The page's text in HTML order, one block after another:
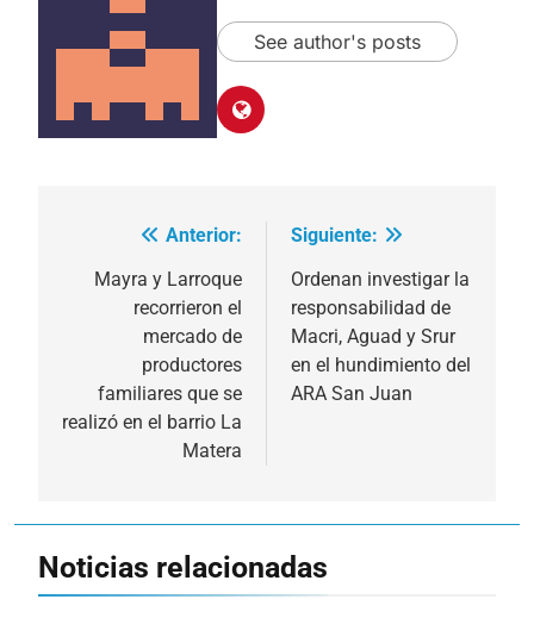
See author's posts
Navegación
entradas
Anterior:
Mayra y Larroque
recorrieron el
mercado de
productores
familiares que se
realizó en el barrio La
Matera
Siguiente:
Ordenan investigar la
responsabilidad de
Macri, Aguad y Srur
en el hundimiento del
ARA San Juan
Noticias relacionadas